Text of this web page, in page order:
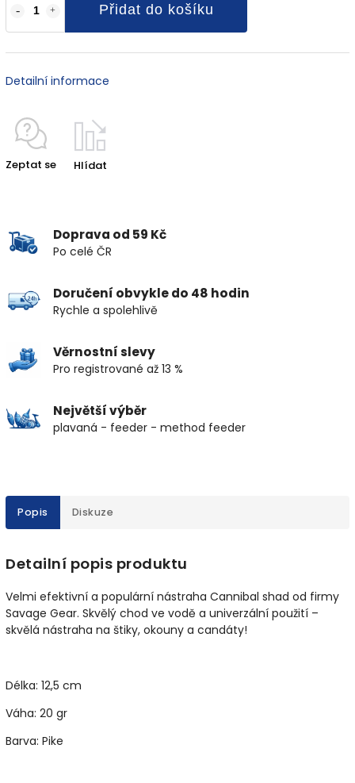
Přidat do košíku
Detailní informace
Zeptat se Hlídat
Doprava od 59 Kč
Po celé ČR
Doručení obvykle do 48 hodin
Rychle a spolehlivě
Věrnostní slevy
Pro registrované až 13 %
Největší výběr
plavaná - feeder - method feeder
Popis Diskuze
Detailní popis produktu
Velmi efektivní a populární nástraha Cannibal shad od firmy
Savage Gear. Skvělý chod ve vodě a univerzální použití –
skvělá nástraha na štiky, okouny a candáty!
Délka: 12,5 cm
Váha: 20 gr
Barva: Pike